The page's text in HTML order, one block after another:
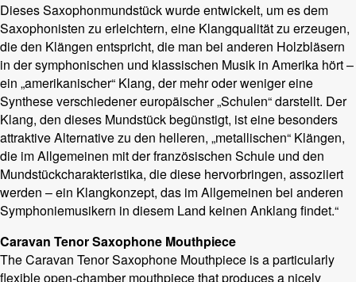
Dieses Saxophonmundstück wurde entwickelt, um es dem
Saxophonisten zu erleichtern, eine Klangqualität zu erzeugen,
die den Klängen entspricht, die man bei anderen Holzbläsern
in der symphonischen und klassischen Musik in Amerika hört –
ein „amerikanischer“ Klang, der mehr oder weniger eine
Synthese verschiedener europäischer „Schulen“ darstellt. Der
Klang, den dieses Mundstück begünstigt, ist eine besonders
attraktive Alternative zu den helleren, „metallischen“ Klängen,
die im Allgemeinen mit der französischen Schule und den
Mundstückcharakteristika, die diese hervorbringen, assoziiert
werden – ein Klangkonzept, das im Allgemeinen bei anderen
Symphoniemusikern in diesem Land keinen Anklang findet.“
Caravan Tenor Saxophone Mouthpiece
The Caravan Tenor Saxophone Mouthpiece is a particularly
flexible open-chamber mouthpiece that produces a nicely